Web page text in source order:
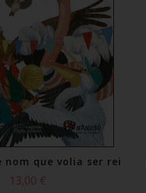
nom que volia ser rei
13,00 €